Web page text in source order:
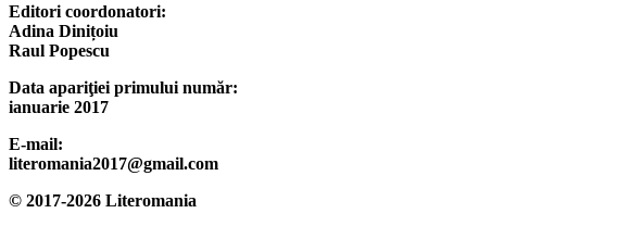
Editori coordonatori:
Adina Dinițoiu
Raul Popescu
Data apariţiei primului număr:
ianuarie 2017
E-mail:
literomania2017@gmail.com
© 2017-2026 Literomania